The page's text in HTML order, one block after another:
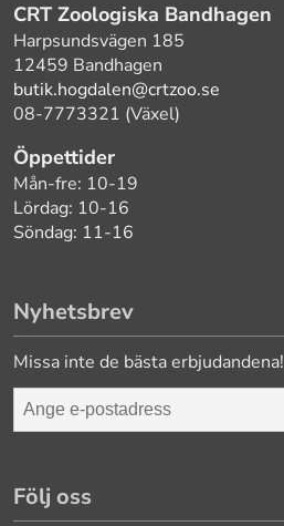
CRT Zoologiska Bandhagen
Harpsundsvägen 185
12459 Bandhagen
butik.hogdalen@crtzoo.se
08-7773321 (Växel)
Öppettider
Mån-fre: 10-19
Lördag: 10-16
Söndag: 11-16
Nyhetsbrev
Missa inte de bästa erbjudandena!
Följ oss